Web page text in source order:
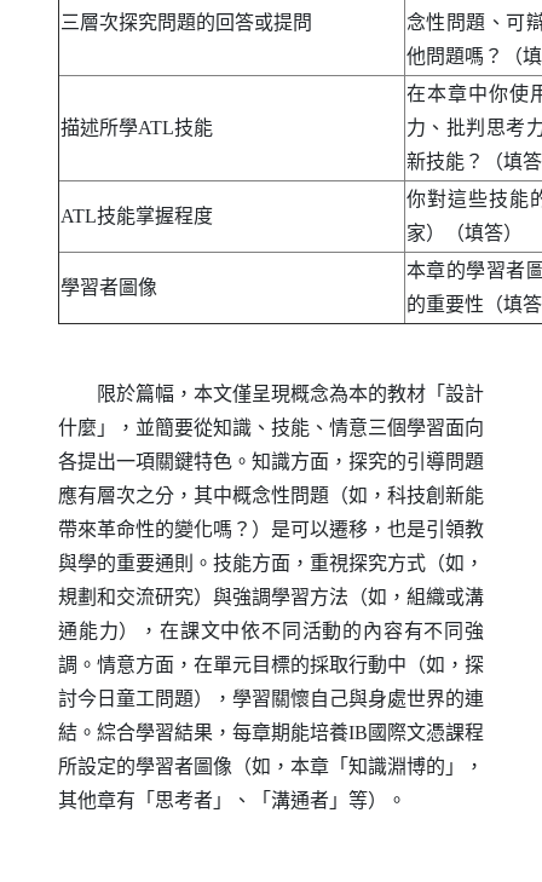
三層次探究問題的回答或提問
念性問題、可
他問題嗎？（
描述所學ATL技能
在本章中你使
力、批判思考
新技能？（填
ATL技能掌握程度
你對這些技能
家）（填答）
學習者圖像
本章的學習者
的重要性（填
限於篇幅，本文僅呈現概念為本的教材「設計
什麼」，並簡要從知識、技能、情意三個學習面向
各提出一項關鍵特色。知識方面，探究的引導問題
應有層次之分，其中概念性問題（如，科技創新能
帶來革命性的變化嗎？）是可以遷移，也是引領教
與學的重要通則。技能方面，重視探究方式（如，
規劃和交流研究）與強調學習方法（如，組織或溝
通能力），在課文中依不同活動的內容有不同強
調。情意方面，在單元目標的採取行動中（如，探
討今日童工問題），學習關懷自己與身處世界的連
結。綜合學習結果，每章期能培養IB 國際文憑課程
所設定的學習者圖像（如，本章「知識淵博的」，
其他章有「思考者」、「溝通者」等）。